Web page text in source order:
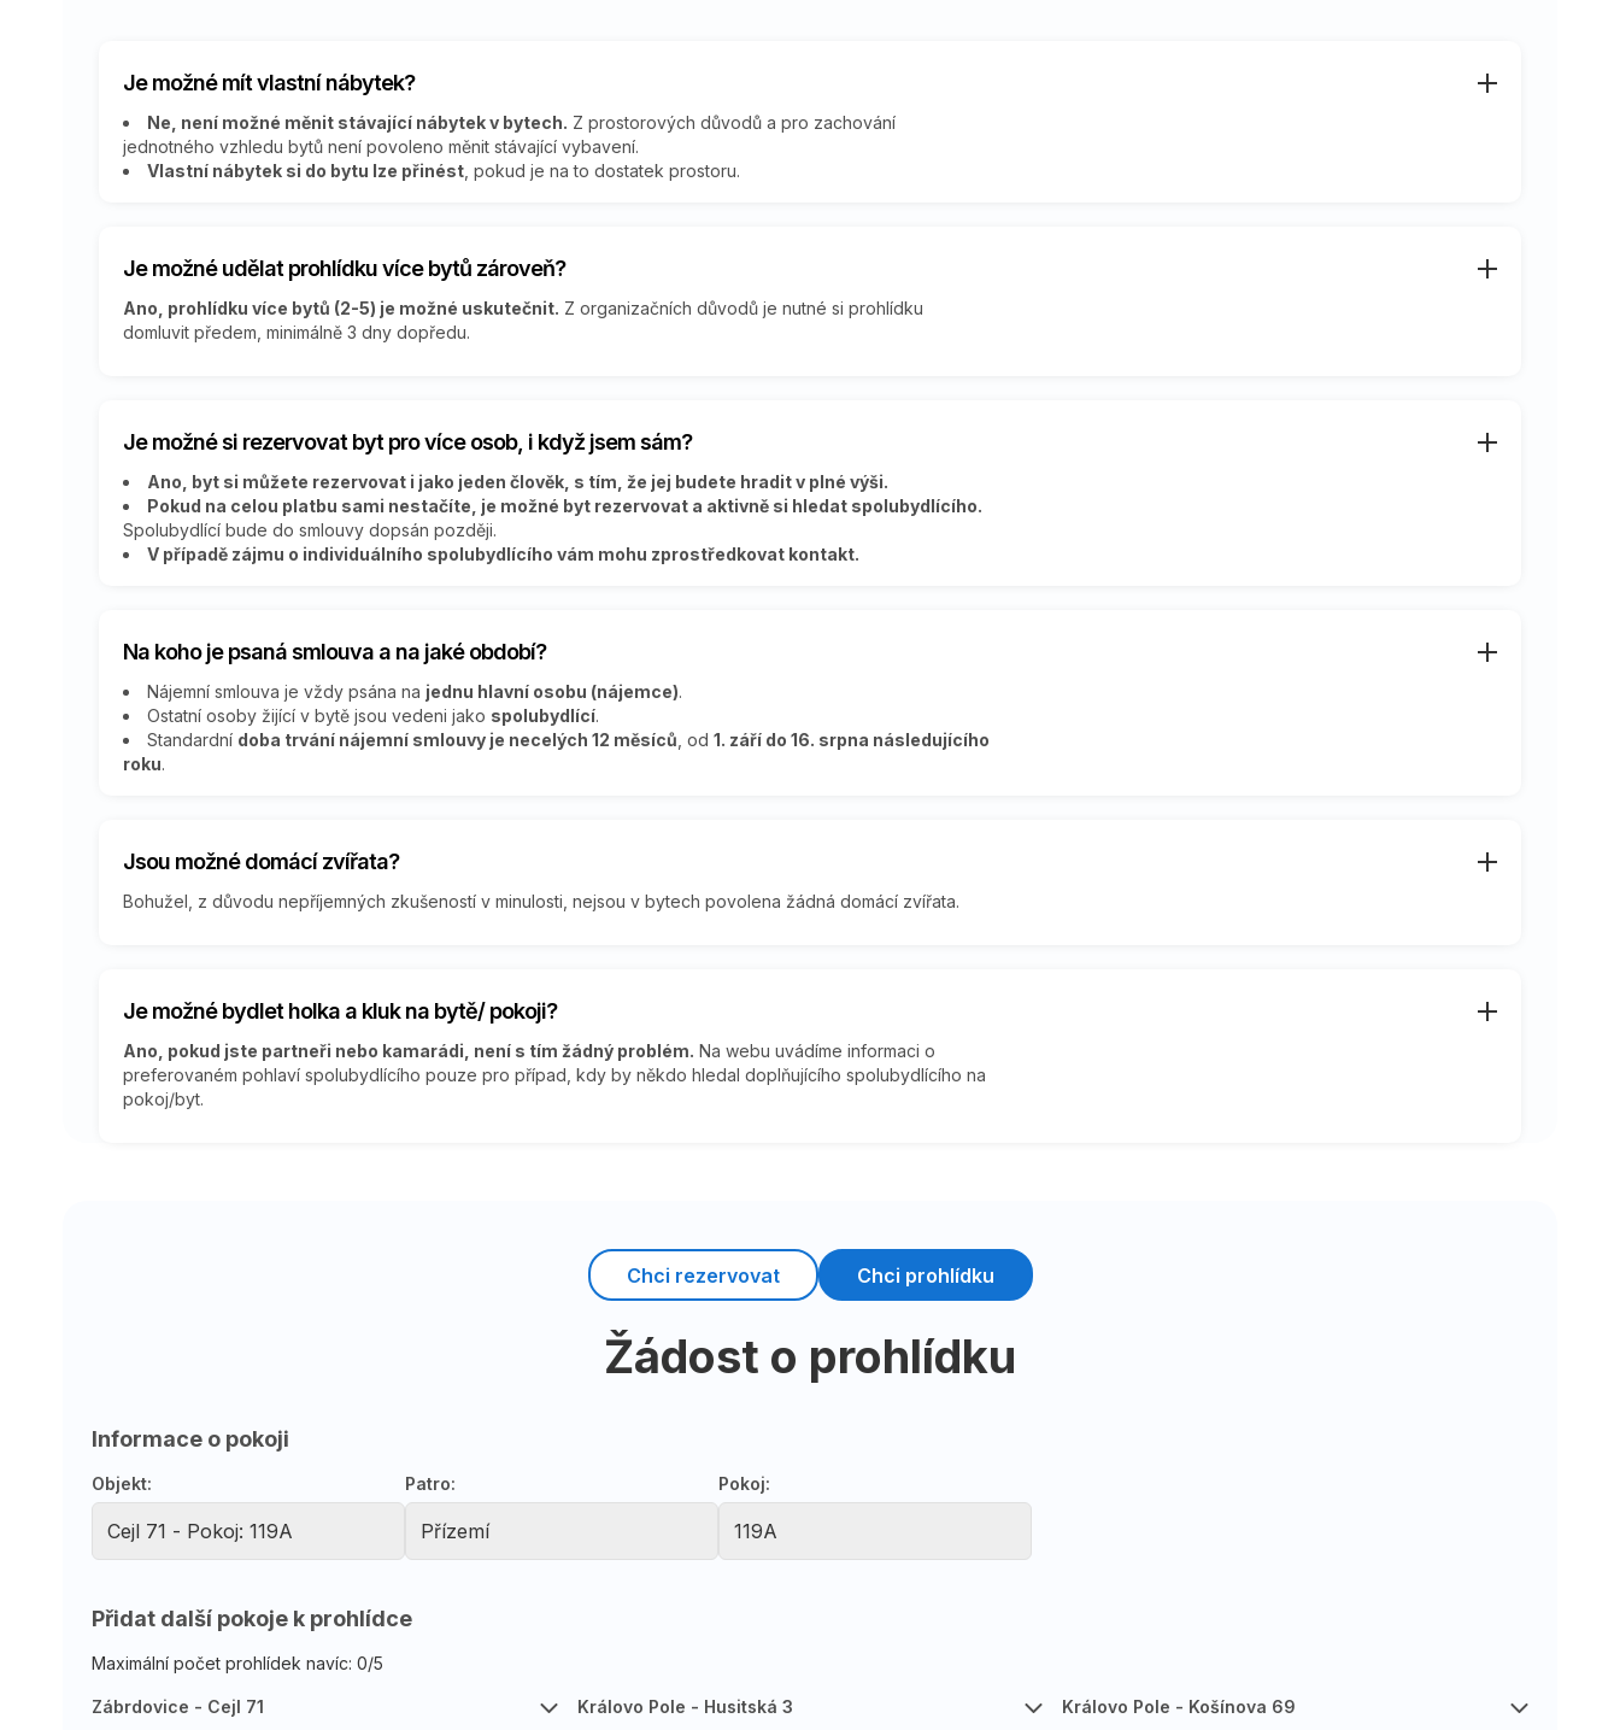
Je možné mít vlastní nábytek?
Ne, není možné měnit stávající nábytek v bytech. Z prostorových důvodů a pro zachování
jednotného vzhledu bytů není povoleno měnit stávající vybavení.
Vlastní nábytek si do bytu lze přinést , pokud je na to dostatek prostoru.
Je možné udělat prohlídku více bytů zároveň?
Ano, prohlídku více bytů (2-5) je možné uskutečnit. Z organizačních důvodů je nutné si prohlídku
domluvit předem, minimálně 3 dny dopředu.
Je možné si rezervovat byt pro více osob, i když jsem sám?
Ano, byt si můžete rezervovat i jako jeden člověk, s tím, že jej budete hradit v plné výši.
Pokud na celou platbu sami nestačíte, je možné byt rezervovat a aktivně si hledat spolubydlícího.
Spolubydlící bude do smlouvy dopsán později.
V případě zájmu o individuálního spolubydlícího vám mohu zprostředkovat kontakt.
Na koho je psaná smlouva a na jaké období?
Nájemní smlouva je vždy psána na jednu hlavní osobu (nájemce).
Ostatní osoby žijící v bytě jsou vedeni jako spolubydlící.
Standardní doba trvání nájemní smlouvy je necelých 12 měsíců , od 1. září do 16. srpna následujícího
roku.
Jsou možné domácí zvířata?
Bohužel, z důvodu nepříjemných zkušeností v minulosti, nejsou v bytech povolena žádná domácí zvířata.
Je možné bydlet holka a kluk na bytě/ pokoji?
Ano, pokud jste partneři nebo kamarádi, není s tím žádný problém. Na webu uvádíme informaci o
preferovaném pohlaví spolubydlícího pouze pro případ, kdy by někdo hledal doplňujícího spolubydlícího na
pokoj/byt.
Chci rezervovat Chci prohlídku
Žádost o prohlídku
Informace o pokoji
Objekt: Patro: Pokoj:
Přidat další pokoje k prohlídce
Maximální počet prohlídek navíc: 0/5
Zábrdovice - Cejl 71 Královo Pole - Husitská 3 Královo Pole - Košínova 69